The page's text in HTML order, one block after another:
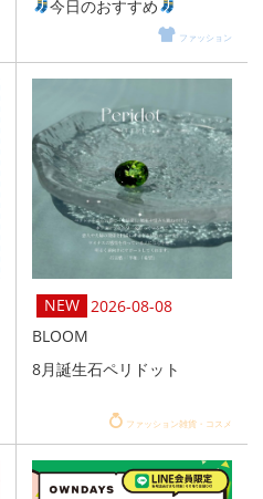
今日のおすすめ
ファッション
2026-08-08
BLOOM
8月誕生石ペリドット
ファッション雑貨・コスメ